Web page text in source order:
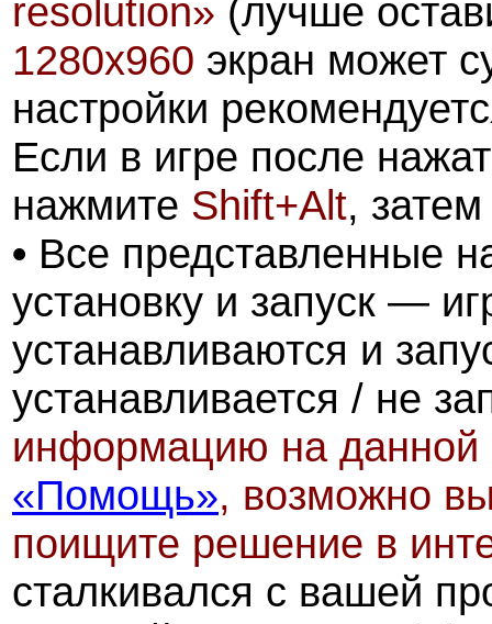
resolution» (лучше
1280x960 экран может
настройки
Если в игре после
нажмите Shift+Alt,
• Все представленные
установку и запуск —
устанавливаются и
устанавливается / не
информацию на данной
«Помощь», возможно
поищите решение в
сталкивался с вашей